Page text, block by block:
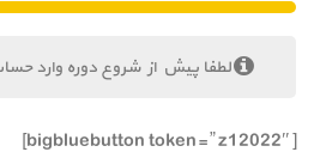
لطفا پیش از شروع دوره وارد
[bigbluebutton token=” z12022″]